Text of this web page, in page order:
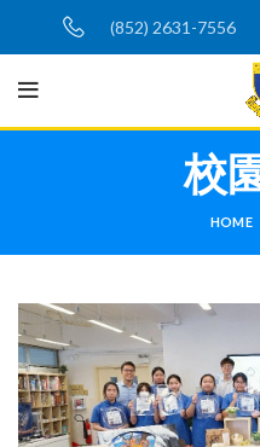
(852) 2631-7556
校
HOME